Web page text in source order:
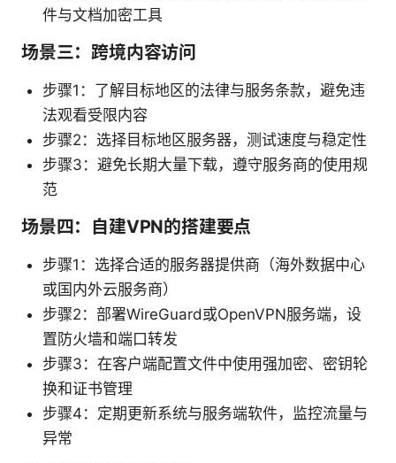
件与文档加密工具
场景三：跨境内容访问
步骤1：了解目标地区的法律与服务条款，避免违
法观看受限内容
步骤2：选择目标地区服务器，测试速度与稳定性
步骤3：避免长期大量下载，遵守服务商的使用规
范
场景四：自建VPN的搭建要点
步骤1：选择合适的服务器提供商（海外数据中心
或国内外云服务商）
步骤2：部署WireGuard或OpenVPN服务端，设
置防火墙和端口转发
步骤3：在客户端配置文件中使用强加密、密钥轮
换和证书管理
步骤4：定期更新系统与服务端软件，监控流量与
异常